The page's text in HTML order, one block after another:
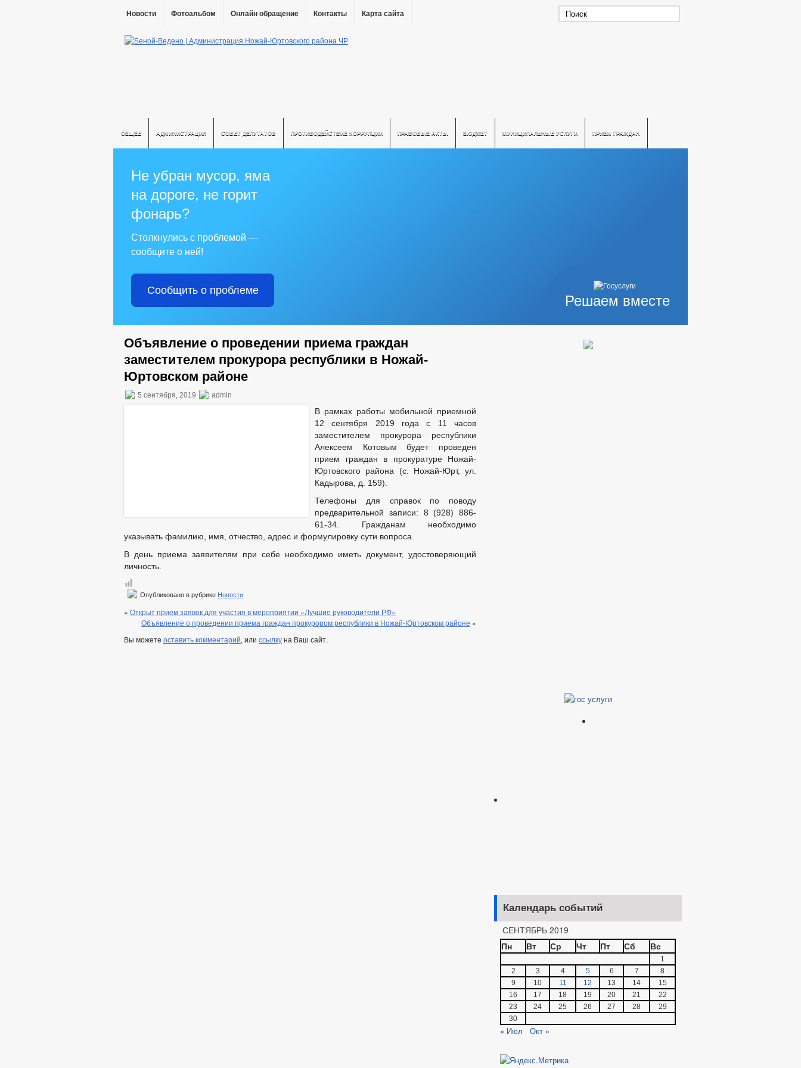
Новости Фотоальбом Онлайн обращение Контакты Карта сайта
ОБЩЕЕ АДМИНИСТРАЦИЯ СОВЕТ ДЕПУТАТОВ ПРОТИВОДЕЙСТВИЕ КОРРУПЦИИ ПРАВОВЫЕ АКТЫ БЮДЖЕТ МУНИЦИПАЛЬНЫЕ УСЛУГИ ПРИЕМ ГРАЖДАН
Решаем вместе
Не убран мусор, яма
на дороге, не горит
фонарь?
Столкнулись с проблемой —
сообщите о ней!
Сообщить о проблеме
Объявление о проведении приема граждан
заместителем прокурора республики в Ножай-
Юртовском районе
5 сентября, 2019 admin
В рамках работы мобильной приемной
12 сентября 2019 года с 11 часов
заместителем прокурора республики
Алексеем Котовым будет проведен
прием граждан в прокуратуре Ножай-
Юртовского района (с. Ножай-Юрт, ул.
Кадырова, д. 159).
Телефоны для справок по поводу
предварительной записи: 8 (928) 886-
61-34. Гражданам необходимо
указывать фамилию, имя, отчество, адрес и формулировку сути вопроса.
В день приема заявителям при себе необходимо иметь документ, удостоверяющий
личность.
Опубликовано в рубрике Новости
« Открыт прием заявок для участия в мероприятии «Лучшие руководители РФ»
Объявление о проведении приема граждан прокурором республики в Ножай-Юртовском районе »
Вы можете оставить комментарий, или ссылкуна Ваш сайт.
Календарь событий
СЕНТЯБРЬ 2019
Пн
Вт Ср Чт Пт Сб Вс
1
2
3 4 5 6 7
8
9
10 11 12 13 14
15
16
17 18 19 20 21
22
23
24 25 26 27 28
29
30
« Июл Окт »